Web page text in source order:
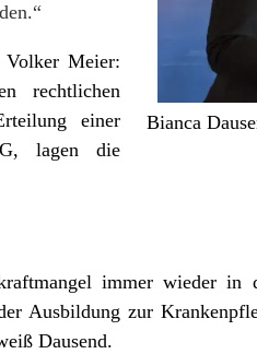
Bianca
Volker Meier:
rechtlichen
einer
lagen die
immer wieder in
Ausbildung zur
Dausend.